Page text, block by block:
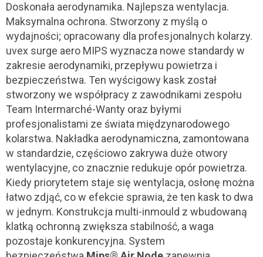
Doskonała aerodynamika. Najlepsza wentylacja.
Maksymalna ochrona. Stworzony z myślą o
wydajności; opracowany dla profesjonalnych kolarzy.
uvex surge aero MIPS wyznacza nowe standardy w
zakresie aerodynamiki, przepływu powietrza i
bezpieczeństwa. Ten wyścigowy kask został
stworzony we współpracy z zawodnikami zespołu
Team Intermarché-Wanty oraz byłymi
profesjonalistami ze świata międzynarodowego
kolarstwa. Nakładka aerodynamiczna, zamontowana
w standardzie, częściowo zakrywa duże otwory
wentylacyjne, co znacznie redukuje opór powietrza.
Kiedy priorytetem staje się wentylacja, osłonę można
łatwo zdjąć, co w efekcie sprawia, że ten kask to dwa
w jednym. Konstrukcja multi-inmould z wbudowaną
klatką ochronną zwiększa stabilność, a waga
pozostaje konkurencyjna. System